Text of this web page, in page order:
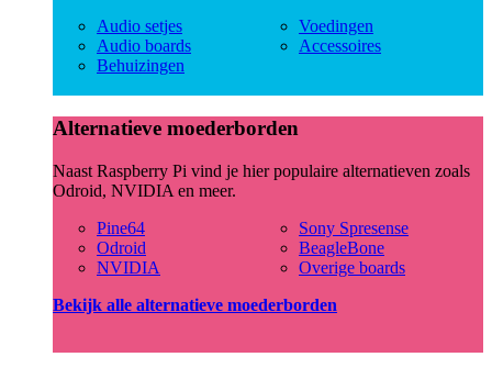
Audio setjes
Audio boards
Behuizingen
Voedingen
Accessoires
Alternatieve moederborden
Naast Raspberry Pi vind je hier populaire alternatieven zoals
Odroid, NVIDIA en meer.
Pine64
Odroid
NVIDIA
Sony Spresense
BeagleBone
Overige boards
Bekijk alle alternatieve moederborden